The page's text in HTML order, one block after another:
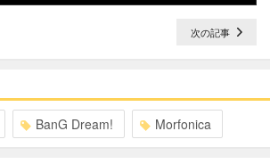
次の記事
BanG Dream! Morfonica